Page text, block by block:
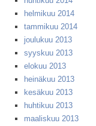
helmikuu 2014
tammikuu 2014
joulukuu 2013
syyskuu 2013
elokuu 2013
heinäkuu 2013
kesäkuu 2013
huhtikuu 2013
maaliskuu 2013